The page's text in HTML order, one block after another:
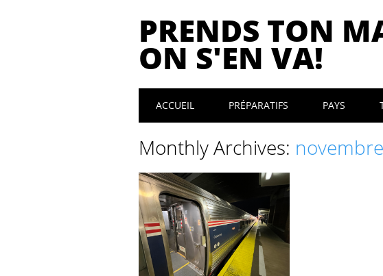
PRENDS TON
ON S'EN VA!
Main menu
ACCUEIL PRÉPARATIFS PAYS
Monthly Archives: